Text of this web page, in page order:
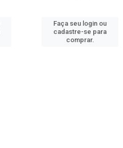
Faça seu login ou
cadastre-se para
comprar.